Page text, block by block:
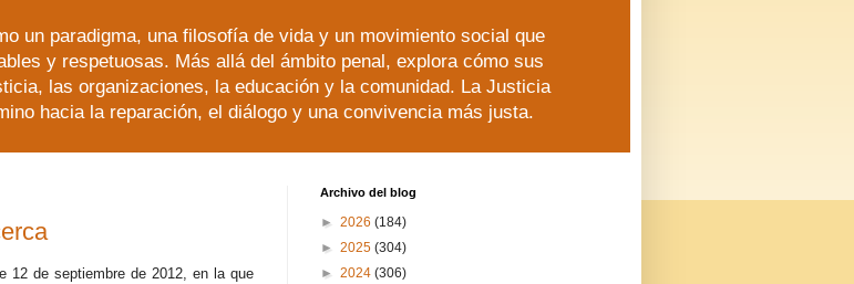
un paradigma, una filosofía de vida y un movimiento social que
y respetuosas. Más allá del ámbito penal, explora cómo sus
las organizaciones, la educación y la comunidad. La Justicia
hacia la reparación, el diálogo y una convivencia más justa.
12 de septiembre de 2012, en la que
Archivo del blog
► 2026 (184)
► 2025 (304)
► 2024 (306)